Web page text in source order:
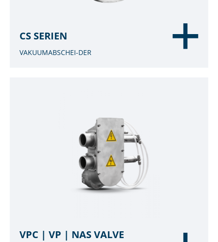
CS SERIEN
VAKUUMABSCHEI-DER
VPC | VP | NAS VALVE